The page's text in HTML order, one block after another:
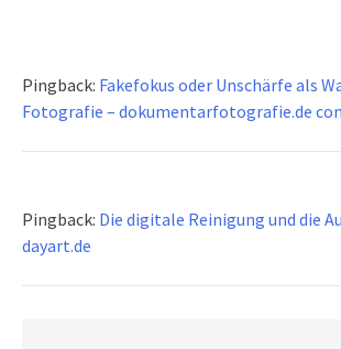
Pingback: Fakefokus oder Unschärfe als
Fotografie – dokumentarfotografie.de
Pingback: Die digitale Reinigung und die
dayart.de